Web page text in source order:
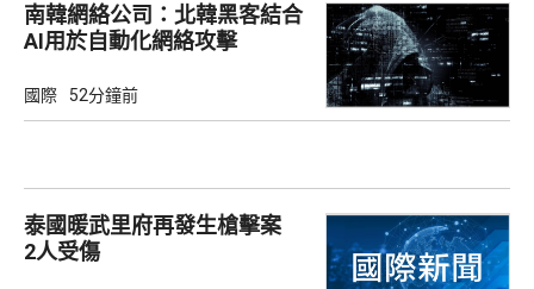
南韓網絡公司：北韓黑客結合
AI用於自動化網絡攻擊
國際 52分鐘前
泰國暖武里府再發生槍擊案
2人受傷